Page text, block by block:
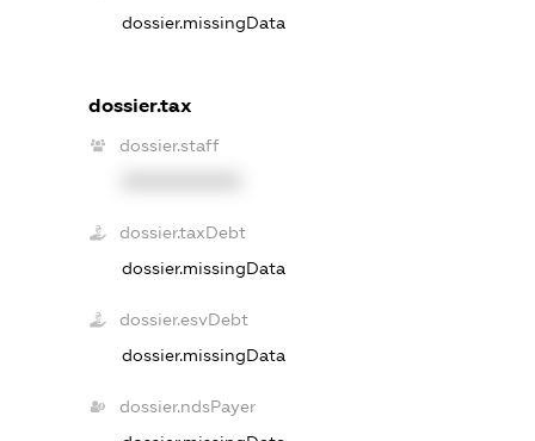
dossier.missingData
dossier.tax
dossier.staff
dossier.taxDebt
dossier.missingData
dossier.esvDebt
dossier.missingData
dossier.ndsPayer